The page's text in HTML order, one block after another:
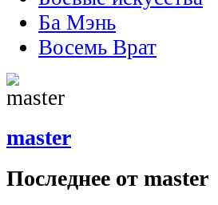
Ба Мэнь
Восемь Врат
master
Последнее от master